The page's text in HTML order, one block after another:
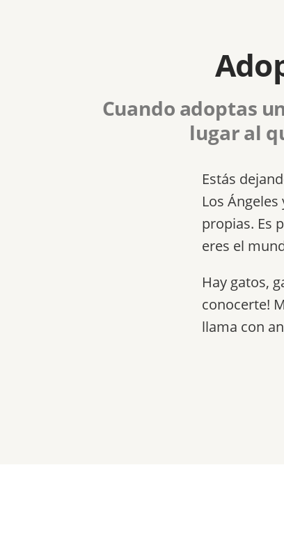
Cuando adoptas
lugar al
Estás
Los
propias. Es
eres el
Hay gatos,
conocerte!
llama con